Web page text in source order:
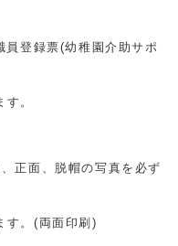
登録票(幼稚園介助サポ
。
正面、脱帽の写真を必ず
す。(両面印刷)